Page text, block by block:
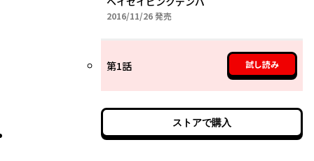
2016/11/262016年11月26日
発売
第1話 試し読み
ストアで購入